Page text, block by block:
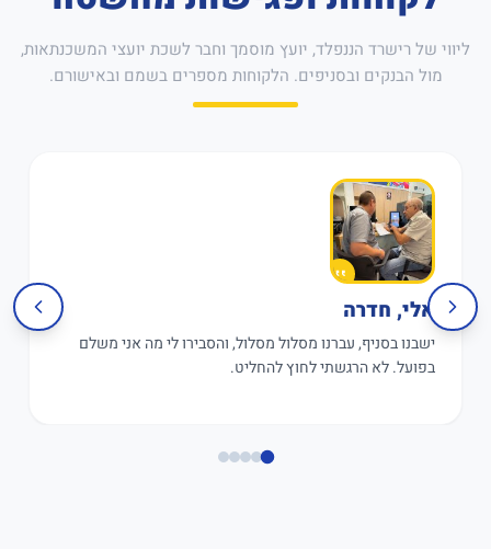
ליווי של רישרד הננפלד, יועץ מוסמך וחבר לשכת יועצי המשכנתאות,
מול הבנקים ובסניפים. הלקוחות מספרים בשמם ובאישורם.
אלי, חדרה
ישבנו בסניף, עברנו מסלול מסלול, והסבירו לי מה אני משלם
בפועל. לא הרגשתי לחוץ להחליט.